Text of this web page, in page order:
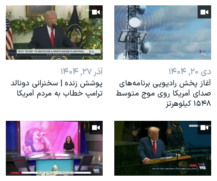
دی ۲۰, ۱۴۰۴
آغاز پخش رادیویی برنامه‌های
صدای آمریکا روی موج متوسط
۱۵۴۸ کیلوهرتز
آذر ۲۷, ۱۴۰۴
پوشش زنده | سخنرانی دونالد
ترامپ خطاب به مردم آمریکا